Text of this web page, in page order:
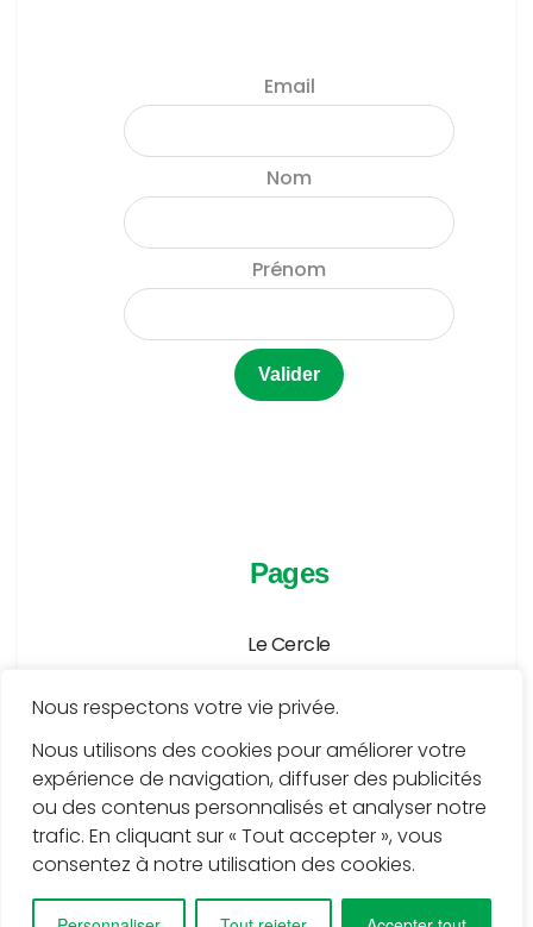
Nous respectons votre vie privée.
Nous utilisons des cookies pour améliorer votre
expérience de navigation, diffuser des publicités
ou des contenus personnalisés et analyser notre
trafic. En cliquant sur « Tout accepter », vous
consentez à notre utilisation des cookies.
Email
Nom
Prénom
Pages
Le Cercle
Publications
Médiathèque
Services
Contact